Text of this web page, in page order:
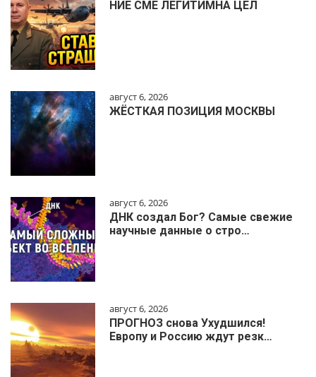
НИЕ СМЕ ЛЕГИТИМНА ЦЕЛ
август 6, 2026
ЖЁСТКАЯ ПОЗИЦИЯ МОСКВЫ
август 6, 2026
ДНК создал Бог? Самые свежие
научные данные о стро…
август 6, 2026
ПРОГНОЗ снова Ухудшился!
Европу и Россию ждут резк…